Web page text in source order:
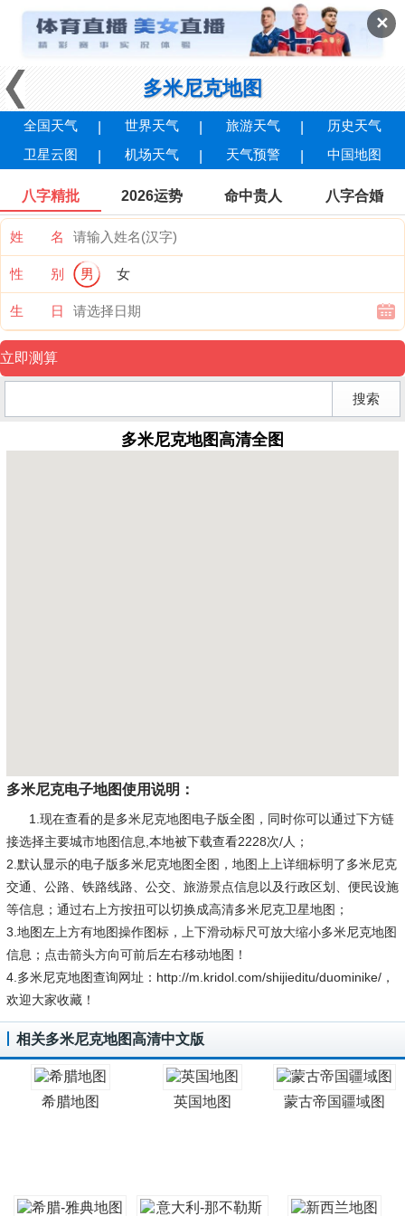
✕
多米尼克地图
全国天气 世界天气 旅游天气
历史天气
卫星云图
机场天气 天气预警 中国地图
八字精批 2026运势 命中贵人 八字合婚
姓 名
性 别 男 女
生 日
多米尼克地图高清全图
多米尼克电子地图使用说明：
1.现在查看的是多米尼克地图电子版全图，同时你可以通过下方链
接选择主要城市地图信息,本地被下载查看2228次/人；
2.默认显示的电子版多米尼克地图全图，地图上上详细标明了多米尼克
交通、公路、铁路线路、公交、旅游景点信息以及行政区划、便民设施
等信息；通过右上方按扭可以切换成高清多米尼克卫星地图；
3.地图左上方有地图操作图标，上下滑动标尺可放大缩小多米尼克地图
信息；点击箭头方向可前后左右移动地图！
4.多米尼克地图查询网址：http://m.kridol.com/shijieditu/duominike/，
欢迎大家收藏！
相关多米尼克地图高清中文版
希腊地图 英国地图 蒙古帝国疆域图